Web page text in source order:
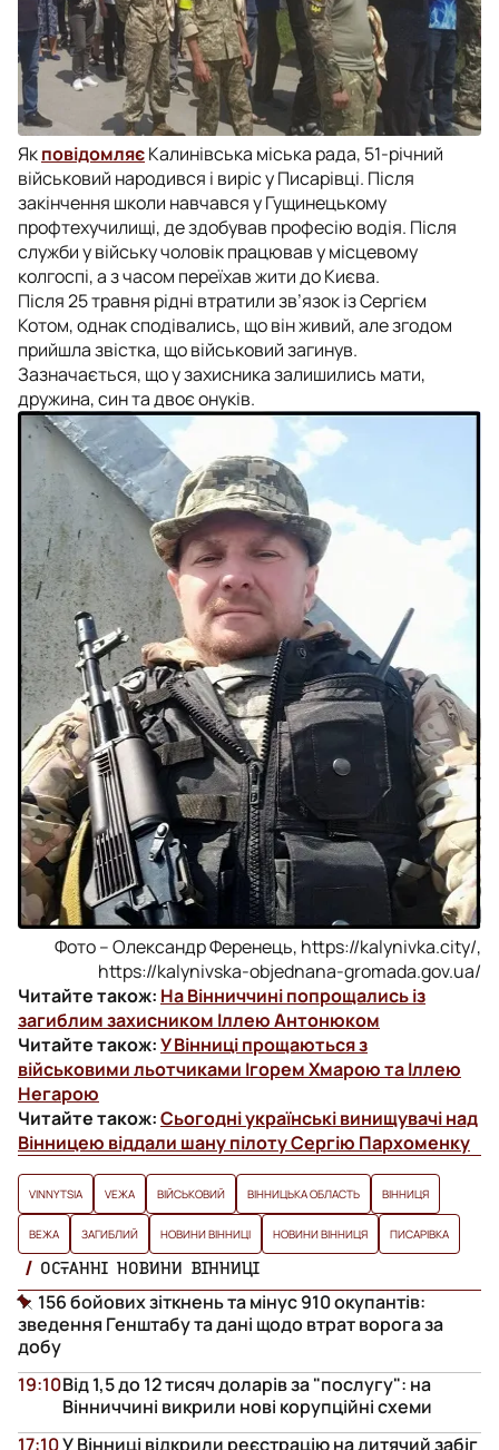
ЯкповідомляєКалинівська міська рада, 51-річний
військовий народився і виріс у Писарівці. Після
закінчення школи навчався у Гущинецькому
профтехучилищі, де здобував професію водія. Після
служби у війську чоловік працював у місцевому
колгоспі, а з часом переїхав жити до Києва.
Після 25 травня рідні втратили зв’язок із Сергієм
Котом, однак сподівались, що він живий, але згодом
прийшла звістка, що військовий загинув.
Зазначається, що у захисника залишились мати,
дружина, син та двоє онуків.
Фото – Олександр Ференець, https://kalynivka.city/,
https://kalynivska-objednana-gromada.gov.ua/
Читайте також: На Вінниччині попрощались із
загиблим захисником Іллею Антонюком
Читайте також:У Вінниці прощаються з
військовими льотчиками Ігорем Хмарою та Іллею
Негарою
Читайте також:Сьогодні українські винищувачі над
Вінницею віддали шану пілоту Сергію Пархоменку
VINNYTSIA VЕЖА ВІЙСЬКОВИЙ ВІННИЦЬКА ОБЛАСТЬ ВІННИЦЯ
ВЕЖА ЗАГИБЛИЙ НОВИНИ ВІННИЦІ НОВИНИ ВІННИЦЯ ПИСАРІВКА
ОСТАННІ НОВИНИ ВІННИЦІ
156 бойових зіткнень та мінус 910 окупантів:
зведення Генштабу та дані щодо втрат ворога за
добу
Від 1,5 до 12 тисяч доларів за "послугу": на
Вінниччині викрили нові корупційні схеми
19:10
У Вінниці відкрили реєстрацію на дитячий забіг
17:10